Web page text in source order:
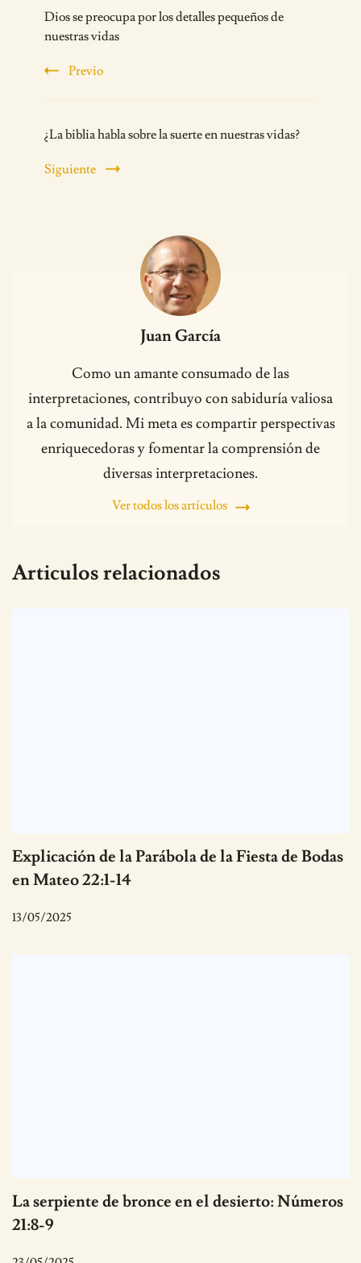
Navigation
Dios se preocupa por los detalles pequeños de
nuestras vidas
Previo
¿La biblia habla sobre la suerte en nuestras vidas?
Siguiente
Juan García
Como un amante consumado de las
interpretaciones, contribuyo con sabiduría valiosa
a la comunidad. Mi meta es compartir perspectivas
enriquecedoras y fomentar la comprensión de
diversas interpretaciones.
Ver todos los artículos
Articulos relacionados
Explicación de la Parábola de la Fiesta de Bodas
en Mateo 22:1-14
13/05/2025
La serpiente de bronce en el desierto: Números
21:8-9